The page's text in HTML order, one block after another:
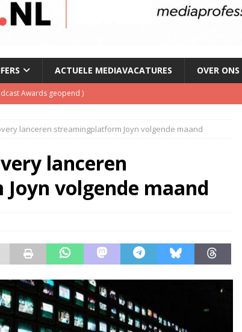
ACTUELE MEDIAVACATURES OVER ONS
Awards geopend )
nieuwspodcast van Nederland
lanceert Jolene Country Radio
voor podcasts
lanceren streamingplatform Joyn volgende maand
lanceren
volgende maand